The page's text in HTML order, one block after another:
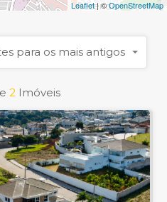
Leaflet| ©OpenStreetMap
2 Imóveis
para os mais antigos